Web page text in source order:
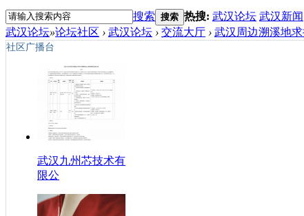
搜索 搜索 热搜: 武汉论坛 武汉新闻
武汉论坛»论坛社区 › 武汉论坛 › 交流大厅 › 武汉周边溯溪地
社区广播台
武汉九州芯技术有
限公